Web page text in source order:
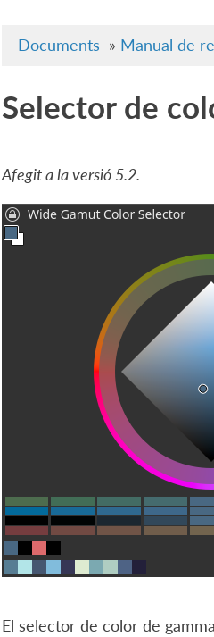
Documents » Manual de
Selector de
Afegit a la versió 5.2.
El selector de color de